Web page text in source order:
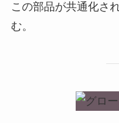
この部品が共通化さ
む。